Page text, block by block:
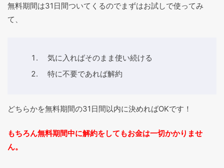
無料期間は31日間ついてくるのでまずはお試しで使ってみ
て、
気に入ればそのまま使い続ける
特に不要であれば解約
どちらかを無料期間の31日間以内に決めればOKです！
もちろん無料期間中に解約をしてもお金は一切かかりませ
ん。